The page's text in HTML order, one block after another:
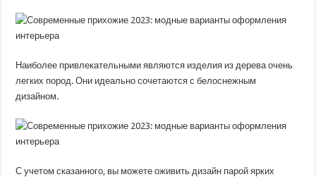
Наиболее привлекательными являются изделия из дерева очень
легких пород. Они идеально сочетаются с белоснежным
дизайном.
С учетом сказанного, вы можете оживить дизайн парой ярких